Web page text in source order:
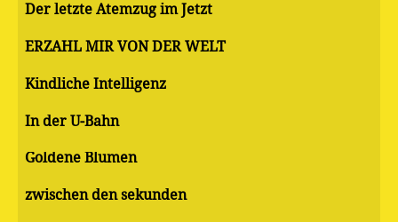
Der letzte Atemzug im Jetzt
ERZÄHL MIR VON DER WELT
Kindliche Intelligenz
In der U-Bahn
Goldene Blumen
zwischen den sekunden